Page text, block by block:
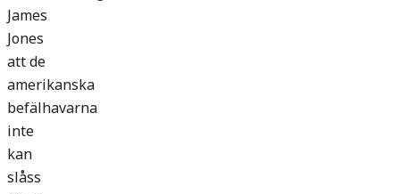
James
Jones
att de
amerikanska
befälhavarna
inte
kan
slåss